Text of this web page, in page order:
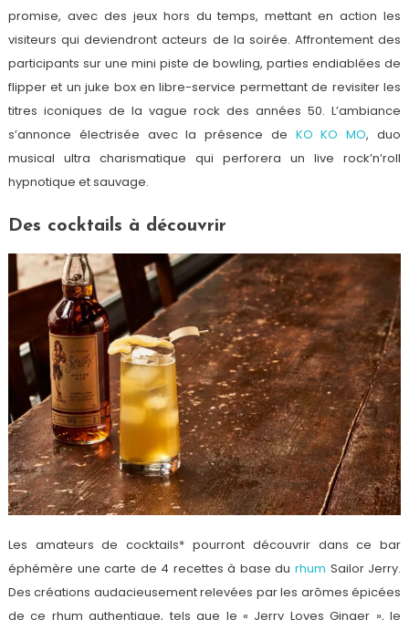
promise, avec des jeux hors du temps, mettant en action les
visiteurs qui deviendront acteurs de la soirée. Affrontement des
participants sur une mini piste de bowling, parties endiablées de
flipper et un juke box en libre-service permettant de revisiter les
titres iconiques de la vague rock des années 50. L’ambiance
s’annonce électrisée avec la présence de KO KO MO, duo
musical ultra charismatique qui perforera un live rock’n’roll
hypnotique et sauvage.
Des cocktails à découvrir
Les amateurs de cocktails* pourront découvrir dans ce bar
éphémère une carte de 4 recettes à base du rhum Sailor Jerry.
Des créations audacieusement relevées par les arômes épicées
de ce rhum authentique, tels que le « Jerry Loves Ginger », le